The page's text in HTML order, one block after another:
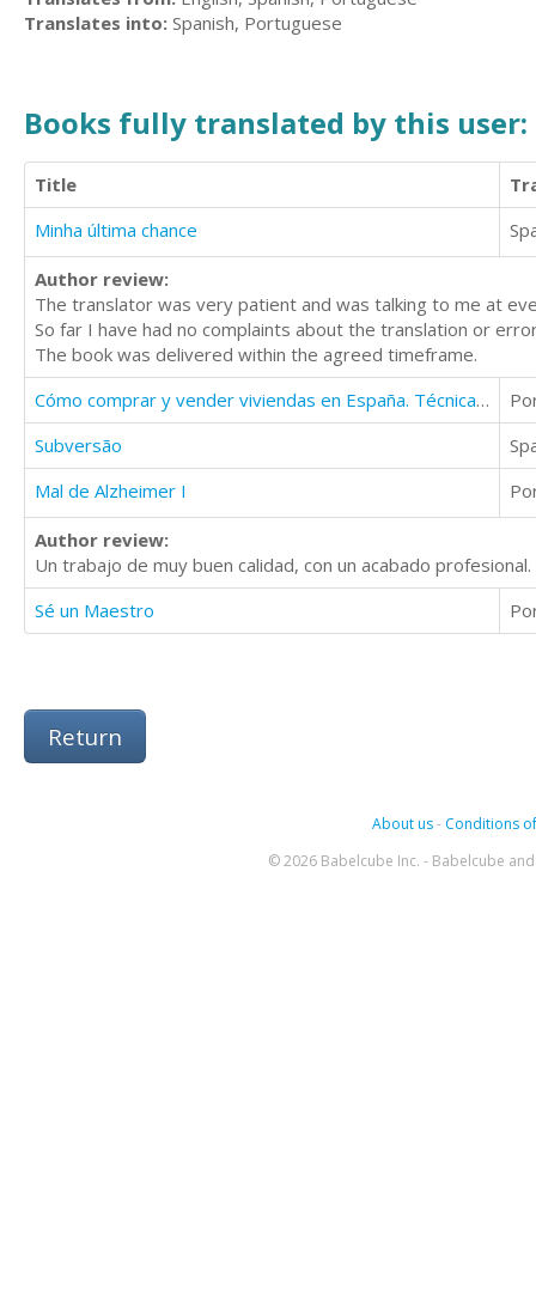
Translates into: Spanish, Portuguese
Books fully translated by this user:
Title
Minha última chance
Author review:
The translator was very patient and was talking to me at
So far I have had no complaints about the translation or
The book was delivered within the agreed timeframe.
Cómo comprar y vender viviendas en España. Técnicas y estrategias inmobiliarias
Subversão
Mal de Alzheimer I
Author review:
Un trabajo de muy buen calidad, con un acabado
Sé un Maestro
Return
About us- Conditions
© 2026 Babelcube Inc. - Babelcube